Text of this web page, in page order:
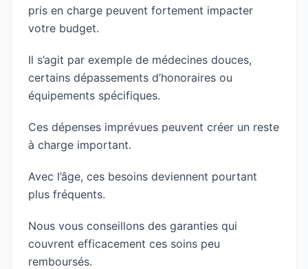
pris en charge peuvent fortement impacter
votre budget.
Il s’agit par exemple de médecines douces,
certains dépassements d’honoraires ou
équipements spécifiques.
Ces dépenses imprévues peuvent créer un reste
à charge important.
Avec l’âge, ces besoins deviennent pourtant
plus fréquents.
Nous vous conseillons des garanties qui
couvrent efficacement ces soins peu
remboursés.